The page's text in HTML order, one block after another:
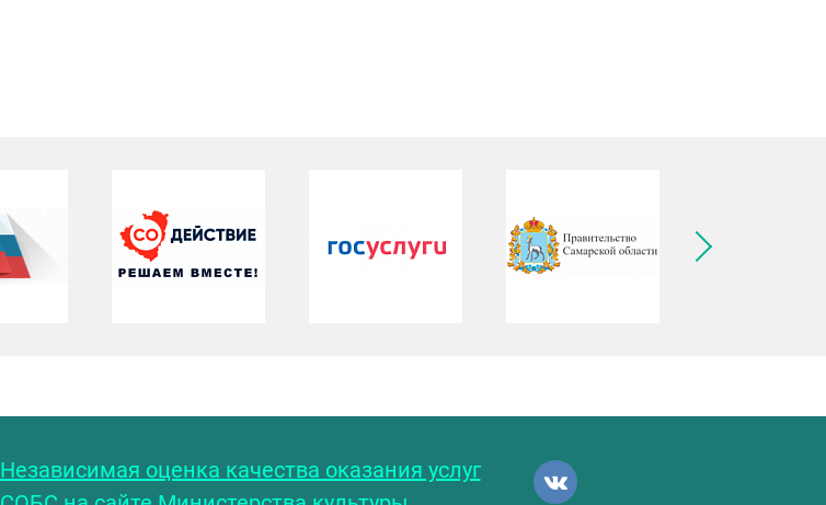
Следующее изображение
Независимая оценка качества оказания услуг